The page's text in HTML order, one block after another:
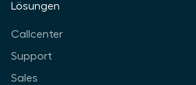
Lösungen
Callcenter
Support
Sales